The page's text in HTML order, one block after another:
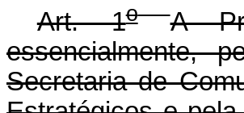
Art. 1o
A
essencialmente,
Secretaria de